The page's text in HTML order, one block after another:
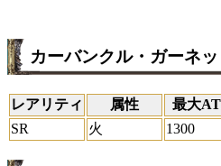
カーバンクル・ガーネ
レアリティ 属性 最大
SR
火 1300